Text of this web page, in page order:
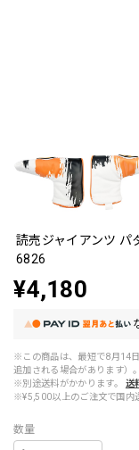
読売ジャイアンツ パ
6826
¥4,180
※この商品は、最短で8月14
追加される場合があります）。
※別途送料がかかります。
送
※¥5,500以上のご注文で国内
数量